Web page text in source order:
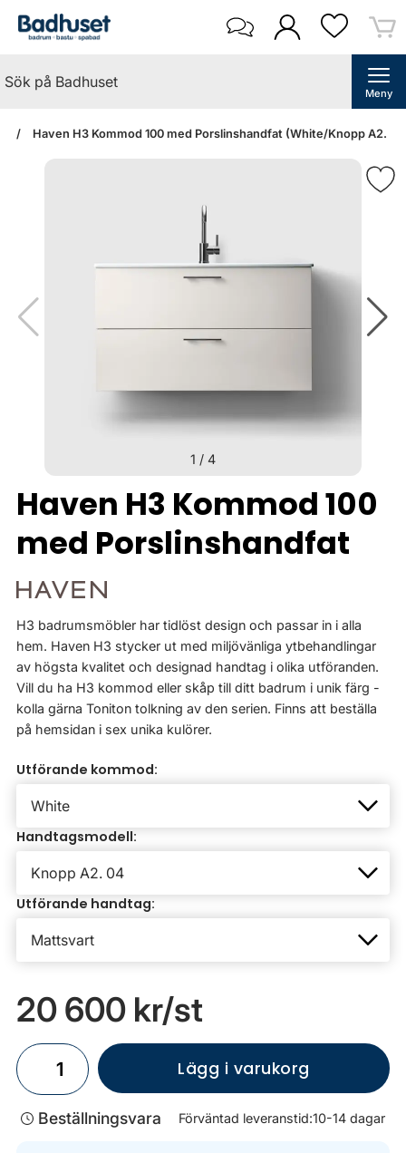
Meny
Haven H3 Kommod 100 med Porslinshandfat (White/Knopp A2.
1 / 4
Haven H3 Kommod 100
med Porslinshandfat
H3 badrumsmöbler har tidlöst design och passar in i alla
hem. Haven H3 stycker ut med miljövänliga ytbehandlingar
av högsta kvalitet och designad handtag i olika utföranden.
Vill du ha H3 kommod eller skåp till ditt badrum i unik färg -
kolla gärna Toniton tolkning av den serien. Finns att beställa
på hemsidan i sex unika kulörer.
Utförande kommod:
Handtagsmodell:
Utförande handtag:
20 600 kr/st
Lägg i varukorg
Beställningsvara Förväntad leveranstid:10-14 dagar